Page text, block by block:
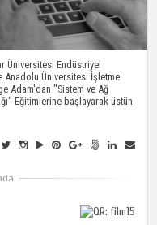
Üniversitesi Endüstriyel
Anadolu Üniversitesi İşletme
Adam'dan "Sistem ve Ağ
Eğitimlerine başlayarak üstün